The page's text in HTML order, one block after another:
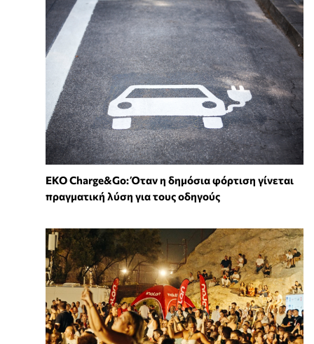
EKO Charge&Go: Όταν η δημόσια φόρτιση γίνεται
πραγματική λύση για τους οδηγούς